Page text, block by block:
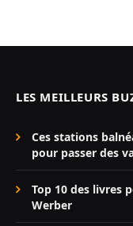
LES MEILLEURS
Ces stations
pour passer des
Top 10 des livres
Werber